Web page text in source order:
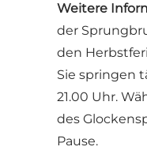
Weitere
der
den
Sie springen
21.00 Uhr.
des
Pause.